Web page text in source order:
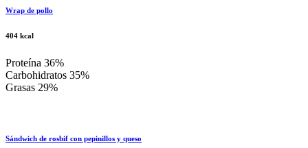
Wrap de pollo
404 kcal
Proteína 36%
Carbohidratos 35%
Grasas 29%
Sándwich de rosbif con pepinillos y queso